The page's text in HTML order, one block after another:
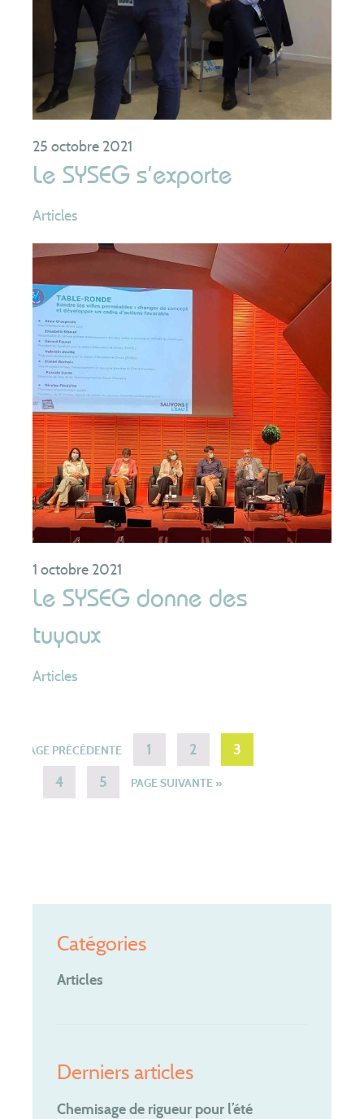
25 octobre 2021
Le SYSEG s’exporte
Articles
1 octobre 2021
Le SYSEG donne des
tuyaux
Articles
« PAGE PRÉCÉDENTE 1 2
3
4
5 PAGE SUIVANTE »
Catégories
Articles
Derniers articles
Chemisage de rigueur pour l’été